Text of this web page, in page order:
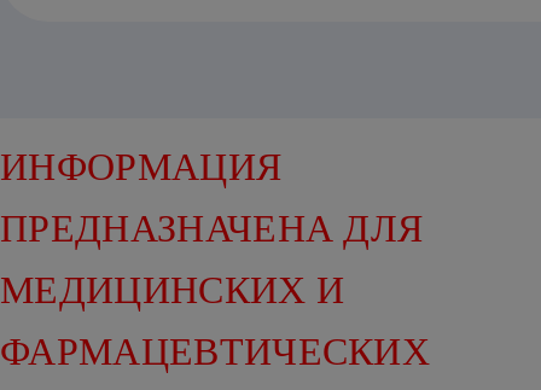
ИНФОРМАЦИЯ
ПРЕДНАЗНАЧЕНА ДЛЯ
МЕДИЦИНСКИХ И
ФАРМАЦЕВТИЧЕСКИХ